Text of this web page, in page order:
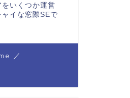
いくつか運営
イな窓際SEで
／